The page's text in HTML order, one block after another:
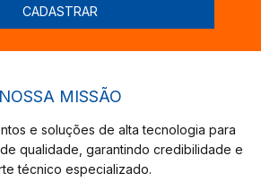
NOSSA MISSÃO
e soluções de alta tecnologia para
qualidade, garantindo credibilidade e
técnico especializado.